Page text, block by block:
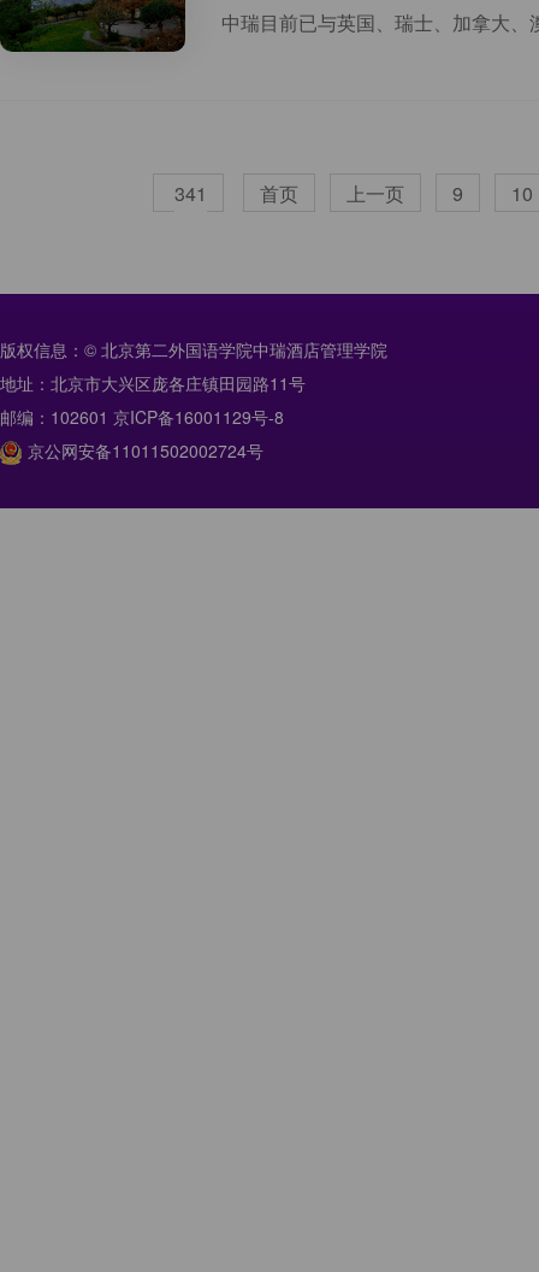
341 首页 上一页 9 10
版权信息：© 北京第二外国语学院中瑞酒店管理学院
地址：北京市大兴区庞各庄镇田园路11号
邮编：102601 京ICP备16001129号-8
京公网安备11011502002724号